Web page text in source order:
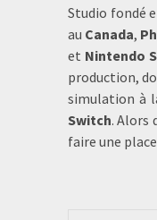
Studio fondé
au Canada,
et Nintendo
production,
simulation à
Switch. Alors
faire une